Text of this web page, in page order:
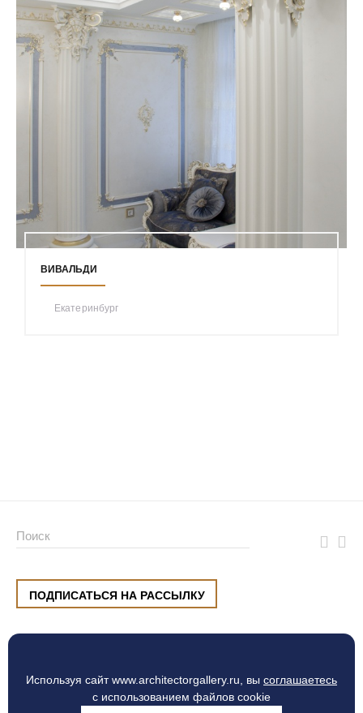
ВИВАЛЬДИ
Екатеринбург
Используя сайт www.architectorgallery.ru, вы соглашаетесь
с использованием файлов cookie
ПОДПИСАТЬСЯ НА РАССЫЛКУ
ул. Малышева, 8, Екатеринбург
Процесс оплаты